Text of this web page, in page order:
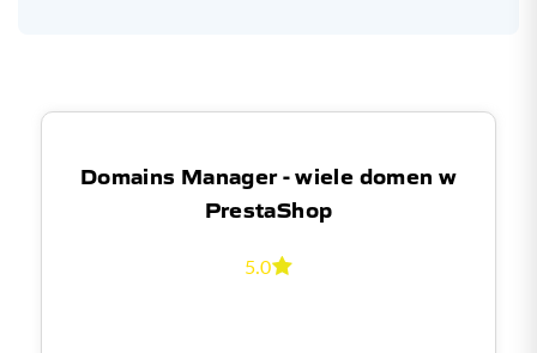
Domains Manager - wiele domen w
PrestaShop
5.0